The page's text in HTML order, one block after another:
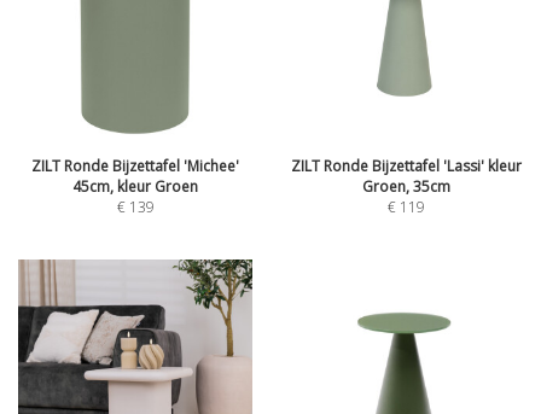
ZILT Ronde Bijzettafel 'Michee'
45cm, kleur Groen
€ 139
ZILT Ronde Bijzettafel 'Lassi' kleur
Groen, 35cm
€ 119